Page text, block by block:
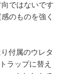
ではないです
のものを強く
付属のウレタ
ラップに替え